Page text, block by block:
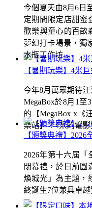
【暑期玩樂】4米
今年8月萬眾期待
MegaBox於8月1
的【MegaBox x《
樂站】！4米的電影
今個夏天由8月6日
定期間限定店甜蜜
歡樂與童心的百畝
夢幻打卡場景，獨
水瓶工作坊...
【頒獎典禮】
2026年第十六屆
閉幕禮，於日前圓
煥城光」為主題，
終誕生7位兼具卓